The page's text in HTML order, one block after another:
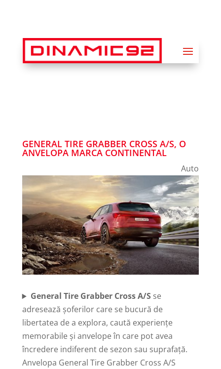
GENERAL TIRE GRABBER CROSS A/S, O
ANVELOPA MARCA CONTINENTAL
Auto
General Tire Grabber Cross A/Sse
adresează șoferilor care se bucură de
libertatea de a explora, caută experiențe
memorabile și anvelope în care pot avea
încredere indiferent de sezon sau suprafață.
Anvelopa General Tire Grabber Cross A/S